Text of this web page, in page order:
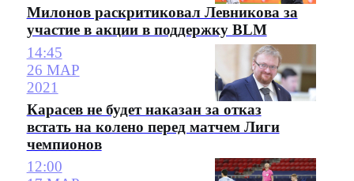
Милонов раскритиковал Левникова за
участие в акции в поддержку BLM
14:45
26 МАР
2021
Карасев не будет наказан за отказ
встать на колено перед матчем Лиги
чемпионов
12:00